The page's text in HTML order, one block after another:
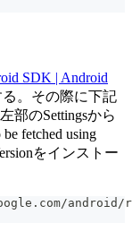
SDK | Android
る。その際に下記
部のSettingsから
fetched using
をインストー
android/